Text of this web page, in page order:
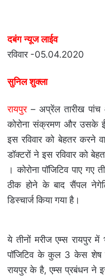
दबंग न्यूज लाईव
रविवार -05.04.2020
सुनिल शुक्ला
रायपुर– अप्रेंल तारीख पांच
कोरोना संक्रमण और उसके
इस रविवार को बेहतर करने
डॉक्टरों ने इस रविवार को
। कोरोना पॉजिटिव पाए गए
ठीक होने के बाद सैंपल
डिस्चार्ज किया गया है।
ये तीनों मरीज एम्स रायपुर में
पॉजिटिव के कुल 3 केस शेष
रायपुर के है, एम्स प्रबंधन ने